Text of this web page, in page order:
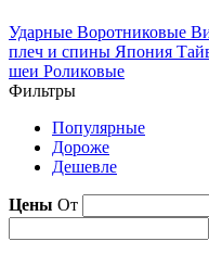
Ударные Воротниковые
плеч и спины Япония
шеи Роликовые
Фильтры
Популярные
Дороже
Дешевле
Цены От